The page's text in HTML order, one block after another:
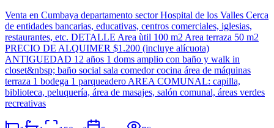
Venta en Cumbaya departamento sector Hospital de los Valles Cerca
de entidades bancarias, educativas, centros comerciales, iglesias,
restaurantes, etc. DETALLE Area ùtil 100 m2 Area terraza 50 m2
PRECIO DE ALQUIMER $1.200 (incluye alícuota)
ANTIGUEDAD 12 años 1 doms amplio con baño y walk in
closet&nbsp; baño social sala comedor cocina área de máquinas
terraza 1 bodega 1 parqueadero AREA COMUNAL: capilla,
biblioteca, peluquería, área de masajes, salón comunal, áreas verdes
recreativas